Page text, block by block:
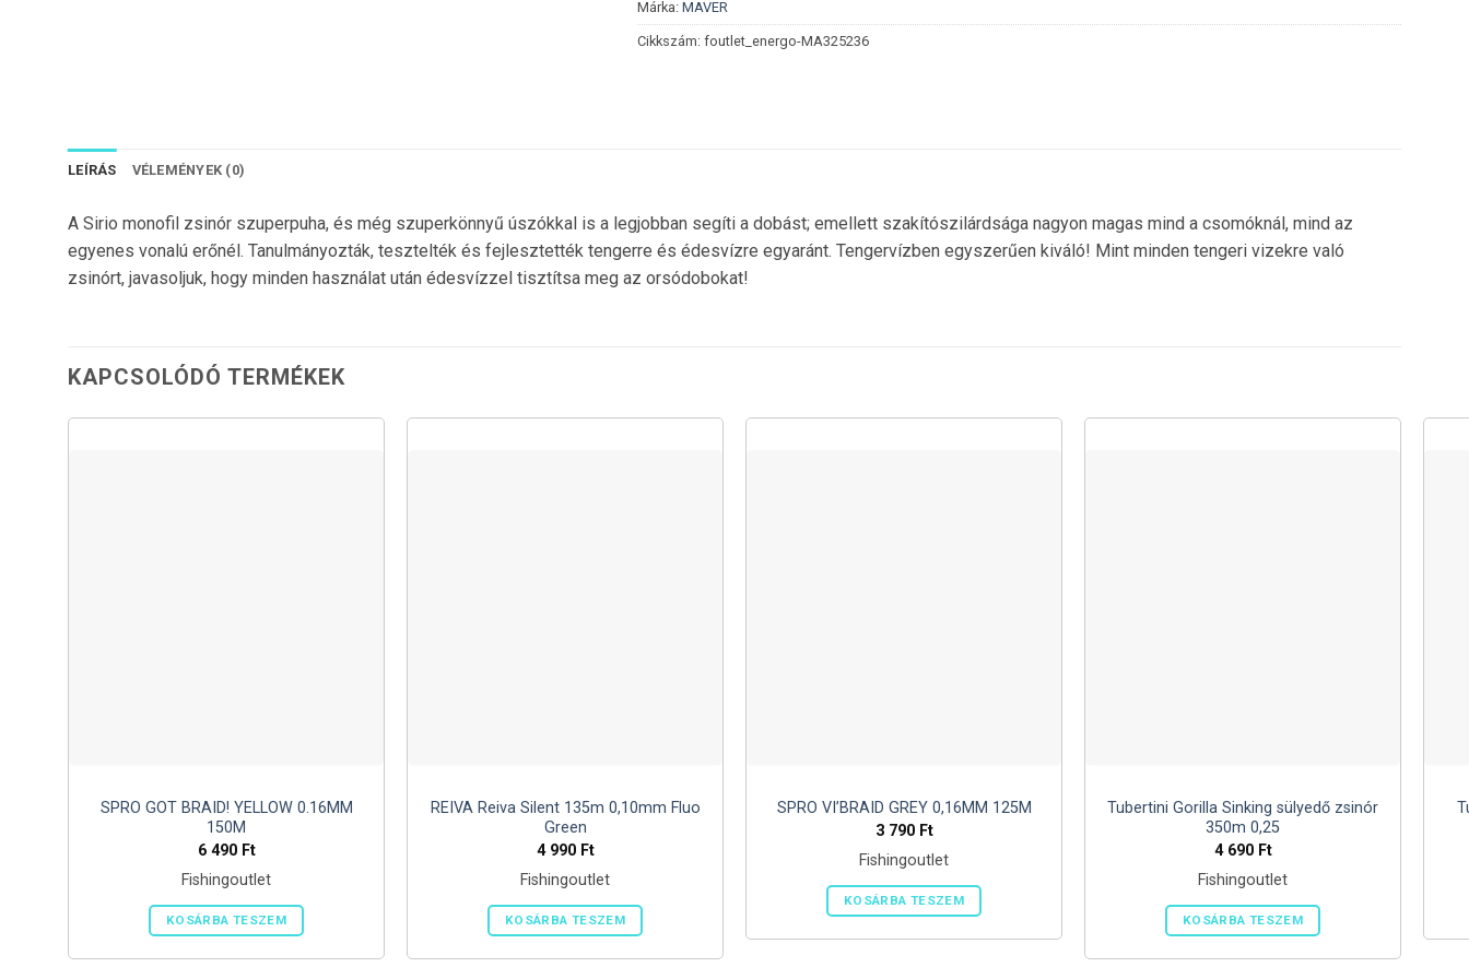
Márka: MAVER
Cikkszám: foutlet_energo-MA325236
LEÍRÁS VÉLEMÉNYEK (0)
A Sirio monofil zsinór szuperpuha, és még szuperkönnyű úszókkal is a legjobban segíti a dobást; emellett szakítószilárdsága nagyon magas mind a csomóknál, mind az
egyenes vonalú erőnél. Tanulmányozták, tesztelték és fejlesztették tengerre és édesvízre egyaránt. Tengervízben egyszerűen kiváló! Mint minden tengeri vizekre való
zsinórt, javasoljuk, hogy minden használat után édesvízzel tisztítsa meg az orsódobokat!
KAPCSOLÓDÓ TERMÉKEK
SPRO GOT BRAID! YELLOW 0.16MM
150M
6 490 Ft
Fishingoutlet
KOSÁRBA TESZEM
REIVA Reiva Silent 135m 0,10mm Fluo
Green
4 990 Ft
Fishingoutlet
KOSÁRBA TESZEM
SPRO VI’BRAID GREY 0,16MM 125M
3 790 Ft
Fishingoutlet
KOSÁRBA TESZEM
Tubertini Gorilla Sinking sülyedő zsinór
350m 0,25
4 690 Ft
Fishingoutlet
KOSÁRBA TESZEM